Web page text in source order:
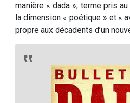
manière « dada », terme pris
la dimension « poétique » et «
propre aux décadents d’un